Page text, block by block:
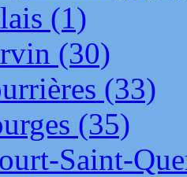
(1)
(30)
(33)
(35)
Saint-